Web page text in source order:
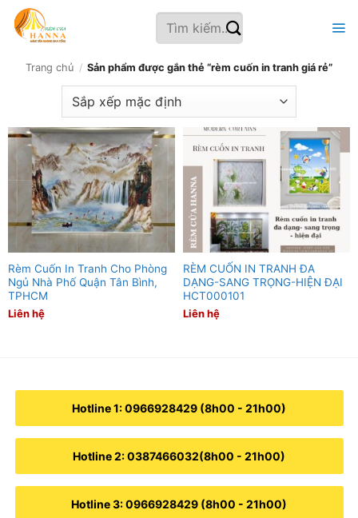
qua
dung
Tìm
kiếm:
Trang chủ / Sản phẩm được gắn thẻ “rèm cuốn in tranh giá rẻ”
Rèm Cuốn In Tranh Cho Phòng
Ngủ Nhà Phố Quận Tân Bình,
TPHCM
Liên hệ
RÈM CUỐN IN TRANH ĐA
DẠNG-SANG TRỌNG-HIỆN ĐẠI
HCT000101
Liên hệ
Hotline 1: 0966928429 (8h00 - 21h00)
Hotline 2: 0387466032(8h00 - 21h00)
Hotline 3: 0966928429 (8h00 - 21h00)